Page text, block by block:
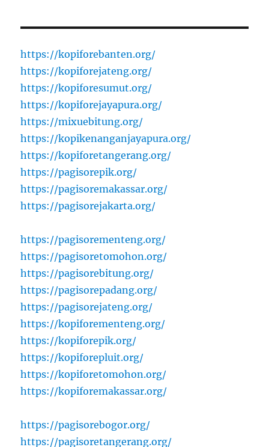
https://kopiforebanten.org/
https://kopiforejateng.org/
https://kopiforesumut.org/
https://kopiforejayapura.org/
https://mixuebitung.org/
https://kopikenanganjayapura.org/
https://kopiforetangerang.org/
https://pagisorepik.org/
https://pagisoremakassar.org/
https://pagisorejakarta.org/
https://pagisorementeng.org/
https://pagisoretomohon.org/
https://pagisorebitung.org/
https://pagisorepadang.org/
https://pagisorejateng.org/
https://kopiforementeng.org/
https://kopiforepik.org/
https://kopiforepluit.org/
https://kopiforetomohon.org/
https://kopiforemakassar.org/
https://pagisorebogor.org/
https://pagisoretangerang.org/